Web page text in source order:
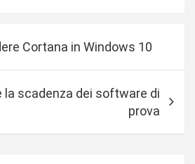
Cortana in Windows 10
la scadenza dei software di
prova